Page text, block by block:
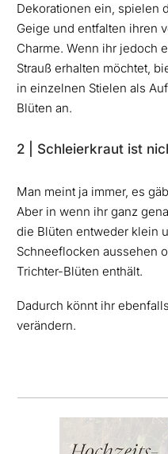
Dekorationen ein, spielen
Geige und entfalten ihren
Charme. Wenn ihr jedoch
Strauß erhalten möchtet,
in einzelnen Stielen als
Blüten an.
2 | Schleierkraut ist
Man meint ja immer, es
Aber in wenn ihr ganz
die Blüten entweder klein
Schneeflocken aussehen
Trichter-Blüten enthält.
Dadurch könnt ihr
verändern.